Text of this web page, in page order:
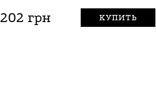
202 грн КУПИТЬ